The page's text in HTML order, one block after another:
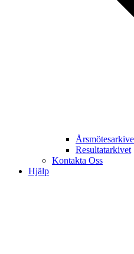
Resultatarkivet
Kontakta Oss
Hjälp